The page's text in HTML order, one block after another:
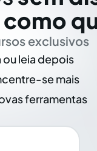
como
exclusivos
ou leia depois
se mais
ferramentas